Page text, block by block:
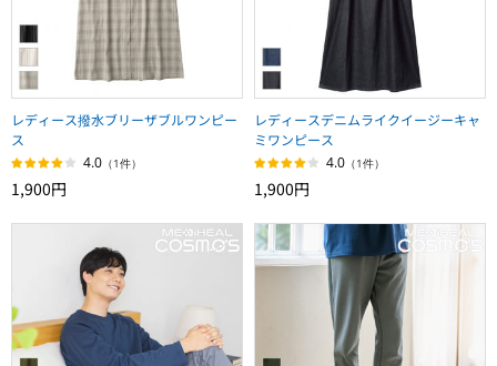
レディース撥水ブリーザブルワンピー
ス
4.0 （1件）
1,900円
レディースデニムライクイージーキャ
ミワンピース
4.0 （1件）
1,900円